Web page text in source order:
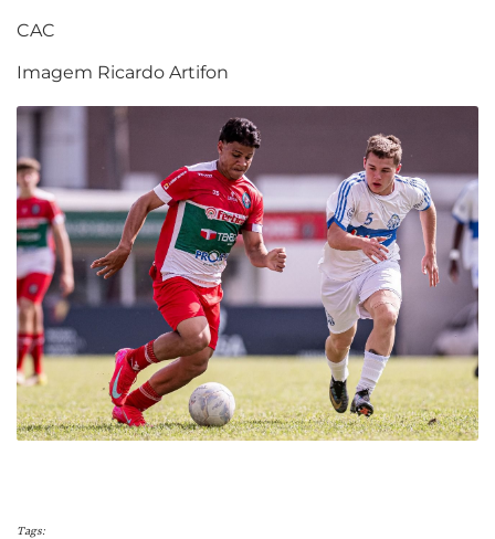
CAC
Imagem Ricardo Artifon
Tags: